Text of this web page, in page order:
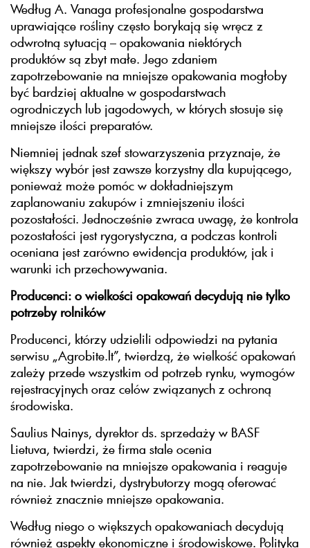
Według A. Vanaga profesjonalne gospodarstwa
uprawiające rośliny często borykają się wręcz z
odwrotną sytuacją – opakowania niektórych
produktów są zbyt małe. Jego zdaniem
zapotrzebowanie na mniejsze opakowania mogłoby
być bardziej aktualne w gospodarstwach
ogrodniczych lub jagodowych, w których stosuje się
mniejsze ilości preparatów.
Niemniej jednak szef stowarzyszenia przyznaje, że
większy wybór jest zawsze korzystny dla kupującego,
ponieważ może pomóc w dokładniejszym
zaplanowaniu zakupów i zmniejszeniu ilości
pozostałości. Jednocześnie zwraca uwagę, że kontrola
pozostałości jest rygorystyczna, a podczas kontroli
oceniana jest zarówno ewidencja produktów, jak i
warunki ich przechowywania.
Producenci: o wielkości opakowań decydują nie tylko
potrzeby rolników
Producenci, którzy udzielili odpowiedzi na pytania
serwisu „Agrobite.lt”, twierdzą, że wielkość opakowań
zależy przede wszystkim od potrzeb rynku, wymogów
rejestracyjnych oraz celów związanych z ochroną
środowiska.
Saulius Nainys, dyrektor ds. sprzedaży w BASF
Lietuva, twierdzi, że firma stale ocenia
zapotrzebowanie na mniejsze opakowania i reaguje
na nie. Jak twierdzi, dystrybutorzy mogą oferować
również znacznie mniejsze opakowania.
Według niego o większych opakowaniach decydują
również aspekty ekonomiczne i środowiskowe. Polityka